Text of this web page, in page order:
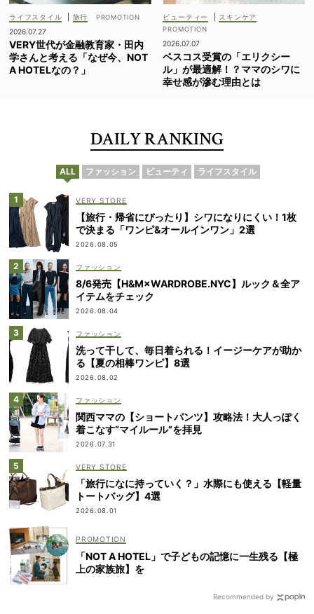
ライフスタイル
旅行
2026.07.27
VERY世代が金融教育家・田内
学さんと考える「なぜ今、NOT
A HOTELなの？」
ビューティー スキンケア
2026.07.07
ベスコス受賞の「エリクシー
ル」が最適解！？ママのシワに
幸せ感が滲む理由とは
DAILY RANKING
ALL ファッション ビューティ ライフスタイル
VERY STORE
【旅行・帰省にぴったり】シワになりにくい！1枚
で決まる「ワンピ&オールインワン」2選
2026.08.05
ファッション
8/6発売【H&M×WARDROBE.NYC】ルック＆全ア
イテムをチェック
2026.08.04
ファッション
洗って干して、毎日着られる！イージーケアが助か
る【夏の相棒ワンピ】8選
2026.08.02
ファッション
関西ママの【ショートパンツ】攻略法！大人っぽく
着こなす“マイルール”を拝見
2026.07.31
VERY STORE
「旅行になに持っていく？」水際にも使える【軽量
トートバッグ】4選
2026.08.01
「NOT A HOTEL」で子どもの記憶に一生残る【極
上の家族旅】を
Recommended by